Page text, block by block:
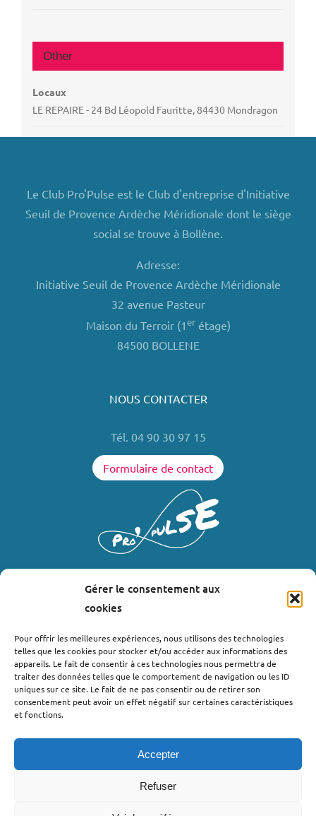
Gérer le consentement aux
cookies
Pour offrir les meilleures expériences, nous utilisons des technologies
telles que les cookies pour stocker et/ou accéder aux informations des
appareils. Le fait de consentir à ces technologies nous permettra de
traiter des données telles que le comportement de navigation ou les ID
uniques sur ce site. Le fait de ne pas consentir ou de retirer son
consentement peut avoir un effet négatif sur certaines caractéristiques
et fonctions.
Accepter
Refuser
Other
Locaux
LE REPAIRE - 24 Bd Léopold Fauritte, 84430 Mondragon
Le Club Pro'Pulse est le Club d'entreprise d'Initiative
Seuil de Provence Ardèche Méridionale dont le siège
social se trouve à Bollène.
Adresse:
Initiative Seuil de Provence Ardèche Méridionale
32 avenue Pasteur
Maison du Terroir (1erétage)
84500 BOLLENE
NOUS CONTACTER
Tél. 04 90 30 97 15
Formulaire de contact
Où nous trouver ?
Bollène
Nyons
Valréas
Lachapelle-sous-Aubenas